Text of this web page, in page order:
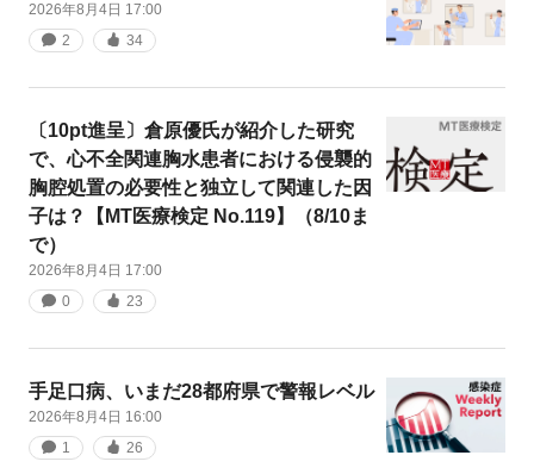
2026年8月4日 17:00
2
34
〔10pt進呈〕倉原優氏が紹介した研究
で、心不全関連胸水患者における侵襲的
胸腔処置の必要性と独立して関連した因
子は？【MT医療検定 No.119】（8/10ま
で）
2026年8月4日 17:00
0
23
手足口病、いまだ28都府県で警報レベル
2026年8月4日 16:00
1
26